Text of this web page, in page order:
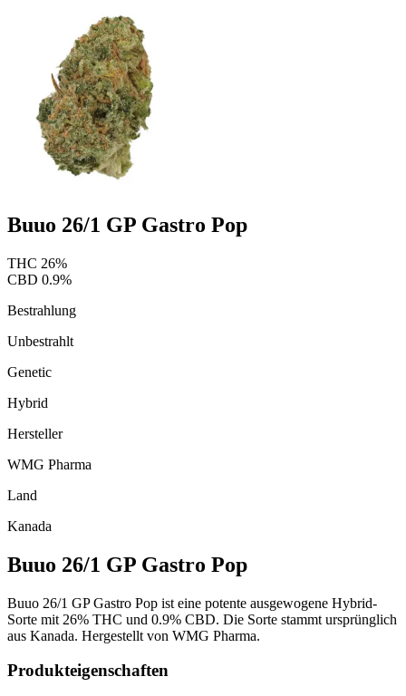
Buuo 26/1 GP Gastro Pop
THC 26%
CBD 0.9%
Bestrahlung
Unbestrahlt
Genetic
Hybrid
Hersteller
WMG Pharma
Land
Kanada
Buuo 26/1 GP Gastro Pop
Buuo 26/1 GP Gastro Pop ist eine potente ausgewogene Hybrid-
Sorte mit 26% THC und 0.9% CBD. Die Sorte stammt ursprünglich
aus Kanada. Hergestellt von WMG Pharma.
Produkteigenschaften